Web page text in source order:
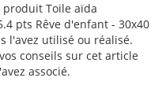
produit Toile aïda
pts Rêve d'enfant - 30x40
l'avez utilisé ou réalisé.
conseils sur cet article
associé.